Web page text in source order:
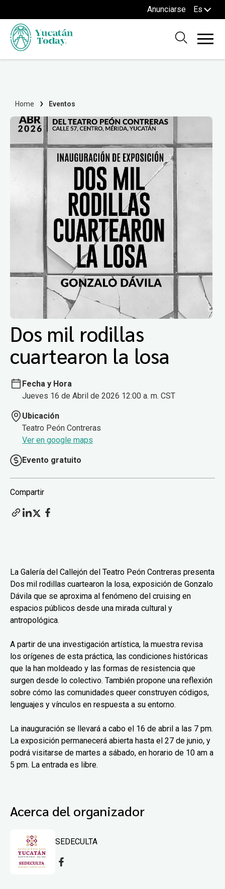
Anunciarse Es
Home Eventos
Dos mil rodillas
cuartearon la losa
Fecha y Hora
Jueves 16 de Abril de 2026 12:00 a. m. CST
Ubicación
Teatro Peón Contreras
Ver en google maps
Evento gratuito
Compartir
La Galería del Callejón del Teatro Peón Contreras presenta
Dos mil rodillas cuartearon la losa, exposición de Gonzalo
Dávila que se aproxima al fenómeno del cruising en
espacios públicos desde una mirada cultural y
antropológica.
A partir de una investigación artística, la muestra revisa
los orígenes de esta práctica, las condiciones históricas
que la han moldeado y las formas de resistencia que
surgen desde lo colectivo. También propone una reflexión
sobre cómo las comunidades queer construyen códigos,
lenguajes y vínculos en respuesta a su entorno.
La inauguración se llevará a cabo el 16 de abril a las 7 pm.
La exposición permanecerá abierta hasta el 27 de junio, y
podrá visitarse de martes a sábado, en horario de 10 am a
5 pm. La entrada es libre.
Acerca del organizador
SEDECULTA